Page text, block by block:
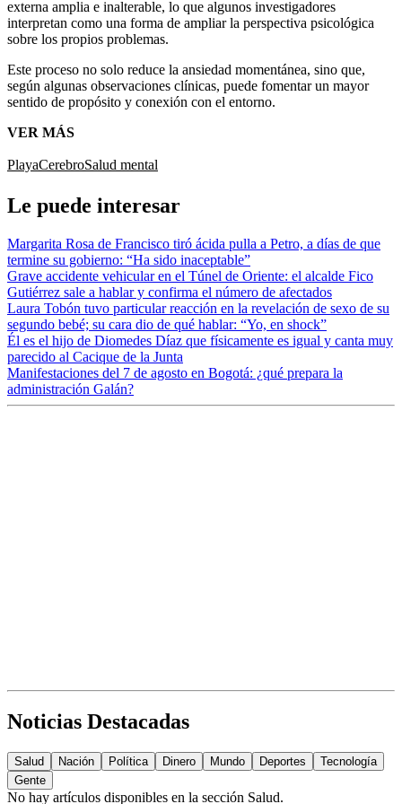
externa amplia e inalterable, lo que algunos investigadores
interpretan como una forma de ampliar la perspectiva psicológica
sobre los propios problemas.
Este proceso no solo reduce la ansiedad momentánea, sino que,
según algunas observaciones clínicas, puede fomentar un mayor
sentido de propósito y conexión con el entorno.
VER MÁS
PlayaCerebroSalud mental
Le puede interesar
Margarita Rosa de Francisco tiró ácida pulla a Petro, a días de que
termine su gobierno: “Ha sido inaceptable”
Grave accidente vehicular en el Túnel de Oriente: el alcalde Fico
Gutiérrez sale a hablar y confirma el número de afectados
Laura Tobón tuvo particular reacción en la revelación de sexo de su
segundo bebé; su cara dio de qué hablar: “Yo, en shock”
Él es el hijo de Diomedes Díaz que físicamente es igual y canta muy
parecido al Cacique de la Junta
Manifestaciones del 7 de agosto en Bogotá: ¿qué prepara la
administración Galán?
Noticias Destacadas
Salud Nación Política Dinero Mundo Deportes
Tecnología
Gente
No hay artículos disponibles en la sección Salud.